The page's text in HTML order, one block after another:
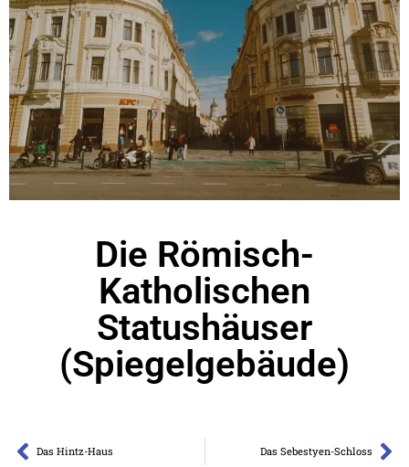
Die Römisch-
Katholischen
Statushäuser
(Spiegelgebäude)
Das Hintz-Haus Das Sebestyen-Schloss